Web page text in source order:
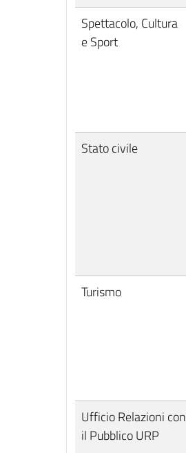
Spettacolo, Cultura
e Sport
Stato civile
Turismo
Ufficio Relazioni con
il Pubblico URP